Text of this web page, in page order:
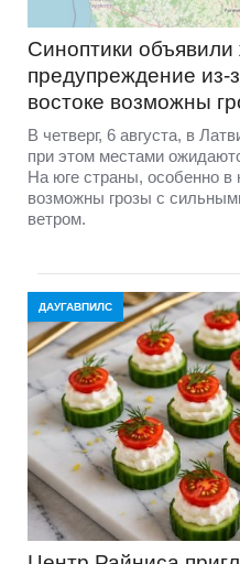
Синоптики объявили
предупреждение из-
востоке возможны
В четверг, 6 августа, в
при этом местами
На юге страны, особенно в
возможны грозы с
ветром.
ДАУГАВПИЛС